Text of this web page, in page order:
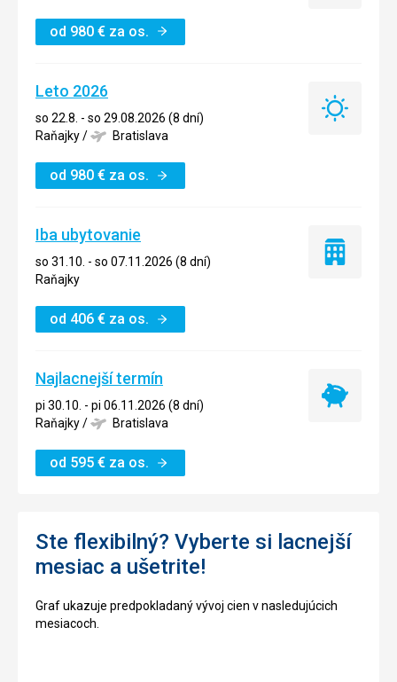
od 980 € za os.
Leto 2026
so 22.8. - so 29.08.2026 (8 dní)
Raňajky/ Bratislava
od 980 € za os.
Leto
Iba ubytovanie
so 31.10. - so 07.11.2026 (8 dní)
Raňajky
od 406 € za os.
Iba
Najlacnejší termín
pi 30.10. - pi 06.11.2026 (8 dní)
Raňajky/ Bratislava
od 595 € za os.
Najlacnejší
Ste flexibilný? Vyberte si lacnejší
mesiac a ušetrite!
Graf ukazuje predpokladaný vývoj cien v nasledujúcich
mesiacoch.